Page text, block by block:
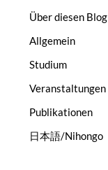
Über diesen Blog
Allgemein
Studium
Veranstaltungen
Publikationen
日本語/Nihongo